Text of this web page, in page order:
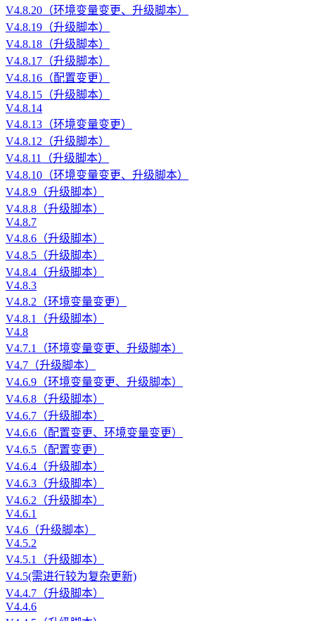
V4.8.20（环境变量变更、升级脚本）
V4.8.19（升级脚本）
V4.8.18（升级脚本）
V4.8.17（升级脚本）
V4.8.16（配置变更）
V4.8.15（升级脚本）
V4.8.14
V4.8.13（环境变量变更）
V4.8.12（升级脚本）
V4.8.11（升级脚本）
V4.8.10（环境变量变更、升级脚本）
V4.8.9（升级脚本）
V4.8.8（升级脚本）
V4.8.7
V4.8.6（升级脚本）
V4.8.5（升级脚本）
V4.8.4（升级脚本）
V4.8.3
V4.8.2（环境变量变更）
V4.8.1（升级脚本）
V4.8
V4.7.1（环境变量变更、升级脚本）
V4.7（升级脚本）
V4.6.9（环境变量变更、升级脚本）
V4.6.8（升级脚本）
V4.6.7（升级脚本）
V4.6.6（配置变更、环境变量变更）
V4.6.5（配置变更）
V4.6.4（升级脚本）
V4.6.3（升级脚本）
V4.6.2（升级脚本）
V4.6.1
V4.6（升级脚本）
V4.5.2
V4.5.1（升级脚本）
V4.5(需进行较为复杂更新)
V4.4.7（升级脚本）
V4.4.6